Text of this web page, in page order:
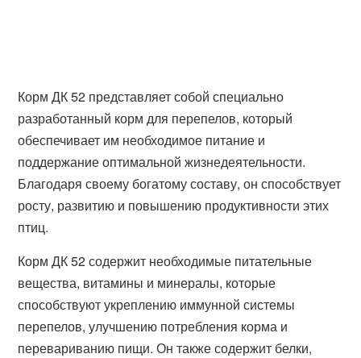
Корм ДК 52 представляет собой специально
разработанный корм для перепелов, который
обеспечивает им необходимое питание и
поддержание оптимальной жизнедеятельности.
Благодаря своему богатому составу, он способствует
росту, развитию и повышению продуктивности этих
птиц.
Корм ДК 52 содержит необходимые питательные
вещества, витамины и минералы, которые
способствуют укреплению иммунной системы
перепелов, улучшению потребления корма и
перевариванию пищи. Он также содержит белки,